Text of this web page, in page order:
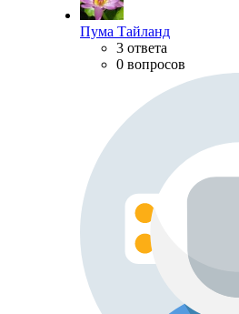
Пума Тайланд
3 ответа
0 вопросов